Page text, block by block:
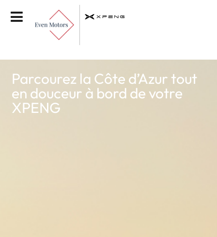
Parcourez la Côte d’Azur tout
en douceur à bord de votre
XPENG